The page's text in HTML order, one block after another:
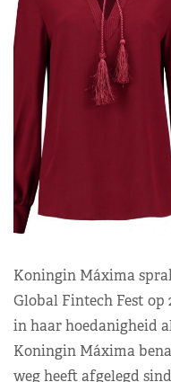
Koningin Máxima
Global Fintech Fest
in haar hoedanigheid
Koningin Máxima
weg heeft afgelegd